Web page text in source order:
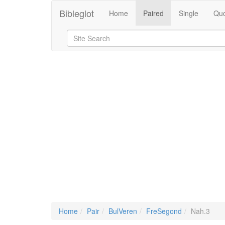
Bibleglot Home Paired Single
Home Pair BulVeren FreSegond Nah.3